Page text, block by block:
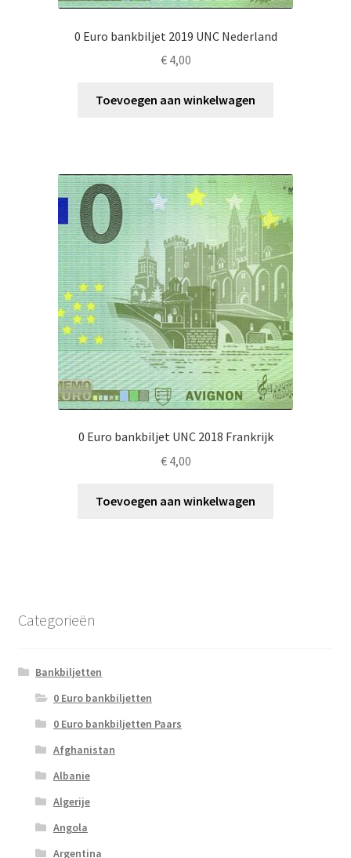
0 Euro bankbiljet 2019 UNC Nederland
€4,00
Toevoegen aan winkelwagen
0 Euro bankbiljet UNC 2018 Frankrijk
€4,00
Toevoegen aan winkelwagen
Categorieën
Bankbiljetten
0 Euro bankbiljetten
0 Euro bankbiljetten Paars
Afghanistan
Albanie
Algerije
Angola
Argentina